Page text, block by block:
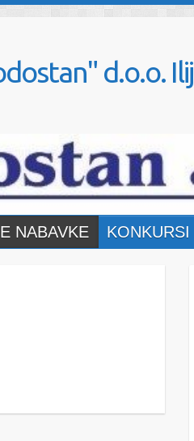
d.o.o.
NABAVKE KONKURSI